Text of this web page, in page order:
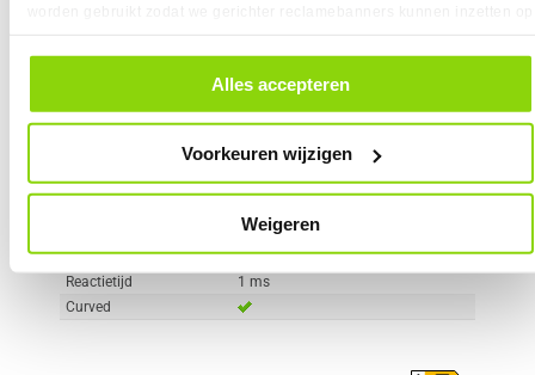
alle cookies. Je kunt je gegeven toestemming altijd intrekken, dit doe je
door in de footer van onze website te klikken op ‘Cookievoorkeuren’
Alles accepteren
Voorkeuren wijzigen
Weigeren
MSI
Scherm Diagonaal
24.0 inch (61.0cm)
Refresh Rate
180 Hz
VA
HDR Type
HDR Ready
Reactietijd
1 ms
Curved